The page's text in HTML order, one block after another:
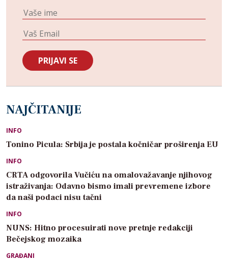
NAJČITANIJE
INFO
Tonino Picula: Srbija je postala kočničar proširenja EU
INFO
CRTA odgovorila Vučiću na omalovažavanje njihovog
istraživanja: Odavno bismo imali prevremene izbore
da naši podaci nisu tačni
INFO
NUNS: Hitno procesuirati nove pretnje redakciji
Bečejskog mozaika
GRAĐANI